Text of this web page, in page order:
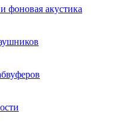
фоновая акустика